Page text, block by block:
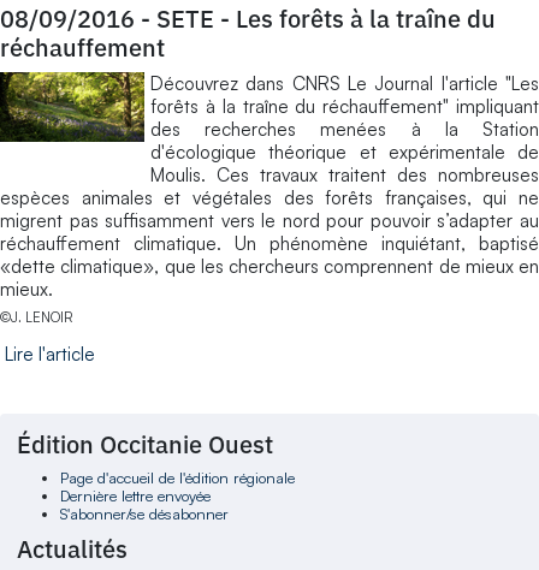
08/09/2016 - SETE - Les forêts à la traîne du
réchauffement
Découvrez dans CNRS Le Journal l'article "Les
forêts à la traîne du réchauffement" impliquant
des recherches menées à la Station
d'écologique théorique et expérimentale de
Moulis. Ces travaux traitent des nombreuses
espèces animales et végétales des forêts françaises, qui ne
migrent pas suffisamment vers le nord pour pouvoir s’adapter au
réchauffement climatique. Un phénomène inquiétant, baptisé
«dette climatique», que les chercheurs comprennent de mieux en
mieux.
©J. LENOIR
Lire l'article
Édition Occitanie Ouest
Page d'accueil de l'édition régionale
Dernière lettre envoyée
S'abonner/se désabonner
Actualités